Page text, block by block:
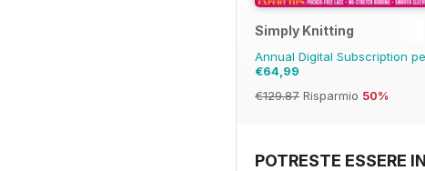
Simply Knitting
Annual Digital Subscription
€64,99
€129.87 Risparmio 50%
POTRESTE ESSERE